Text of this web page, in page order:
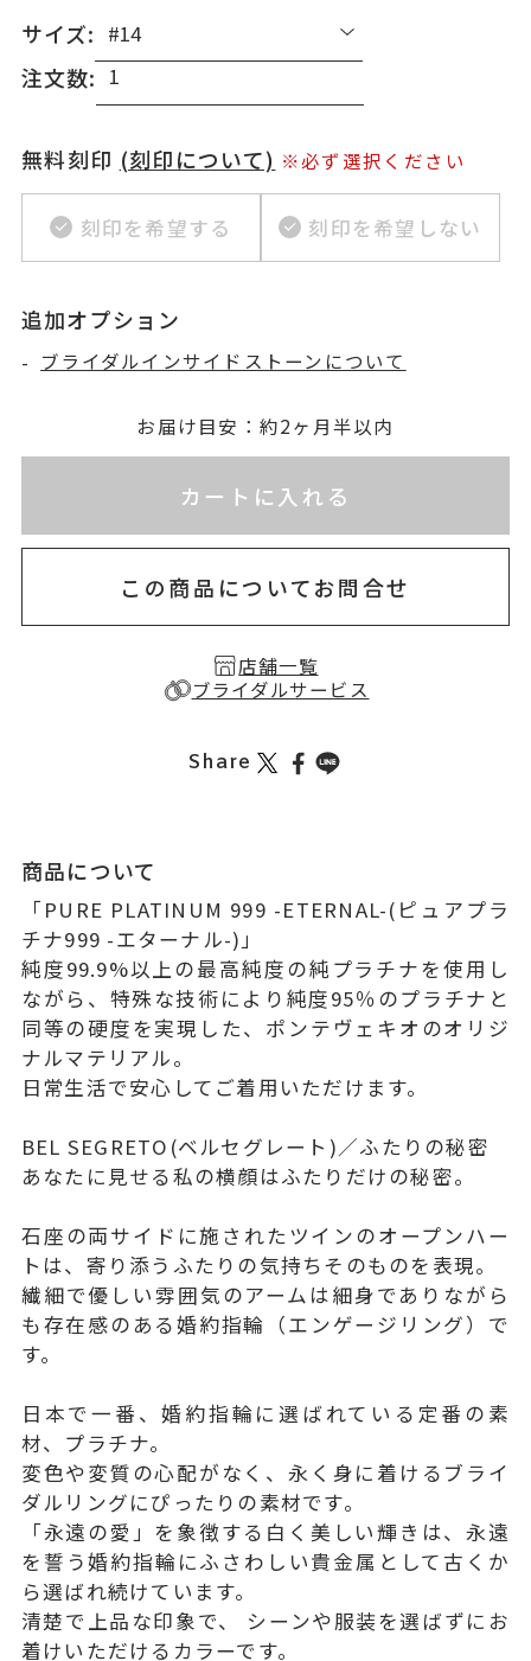
サイズ:
注文数:
無料刻印 (刻印について) ※必ず選択ください
刻印を希望する 刻印を希望しない
追加オプション
- ブライダルインサイドストーンについて
お届け目安：約2ヶ月半以内
カートに入れる
この商品についてお問合せ
店舗一覧
ブライダルサービス
Share
商品について
「PURE PLATINUM 999 -ETERNAL-(ピュアプラ
チナ999 -エターナル-)」
純度99.9%以上の最高純度の純プラチナを使用し
ながら、特殊な技術により純度95％のプラチナと
同等の硬度を実現した、ポンテヴェキオのオリジ
ナルマテリアル。
日常生活で安心してご着用いただけます。
BEL SEGRETO(ベルセグレート)／ふたりの秘密
あなたに見せる私の横顔はふたりだけの秘密。
石座の両サイドに施されたツインのオープンハー
トは、寄り添うふたりの気持ちそのものを表現。
繊細で優しい雰囲気のアームは細身でありながら
も存在感のある婚約指輪（エンゲージリング）で
す。
日本で一番、婚約指輪に選ばれている定番の素
材、プラチナ。
変色や変質の心配がなく、永く身に着けるブライ
ダルリングにぴったりの素材です。
「永遠の愛」を象徴する白く美しい輝きは、永遠
を誓う婚約指輪にふさわしい貴金属として古くか
ら選ばれ続けています。
清楚で上品な印象で、 シーンや服装を選ばずにお
着けいただけるカラーです。